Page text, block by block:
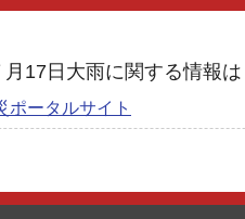
17日大雨に関する情報
ポータルサイト